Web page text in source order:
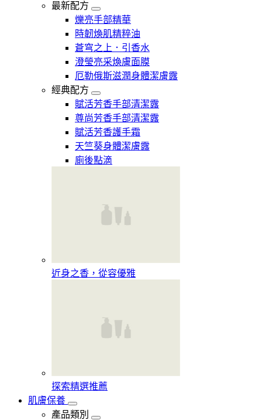
最新配方
爍亮手部精華
時韌煥肌精粹油
蒼穹之上．引香水
澄瑩亮采煥膚面膜
厄勒俄斯滋潤身體潔膚露
經典配方
賦活芳香手部清潔露
尊尚芳香手部清潔露
賦活芳香護手霜
天竺葵身體潔膚露
廁後點滴
近身之香，從容優雅
探索精選推薦
肌膚保養
產品類別